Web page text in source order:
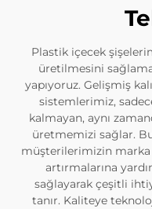
Plastik içecek
üretilmesini
yapıyoruz. Gelişmiş
sistemlerimiz,
kalmayan, aynı
üretmemizi sağlar.
müşterilerimizin marka
artırmalarına
sağlayarak çeşitli
tanır. Kaliteye